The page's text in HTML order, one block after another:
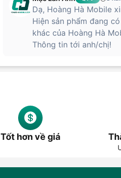
Dạ, Hoàng Hà Mobile
Hiện sản phẩm đang
khác của Hoàng Hà
Thông tin tới anh/chị!
Tốt hơn về giá